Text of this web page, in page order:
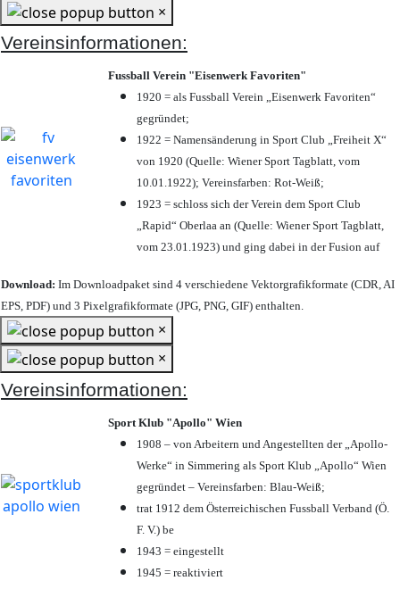
×
Vereinsinformationen:
Fussball Verein "Eisenwerk Favoriten"
1920 = als Fussball Verein „Eisenwerk Favoriten“
gegründet;
1922 = Namensänderung in Sport Club „Freiheit X“
von 1920 (Quelle: Wiener Sport Tagblatt, vom
10.01.1922); Vereinsfarben: Rot-Weiß;
1923 = schloss sich der Verein dem Sport Club
„Rapid“ Oberlaa an (Quelle: Wiener Sport Tagblatt,
vom 23.01.1923) und ging dabei in der Fusion auf
Download: Im Downloadpaket sind 4 verschiedene Vektorgrafikformate (CDR, AI
EPS, PDF) und 3 Pixelgrafikformate (JPG, PNG, GIF) enthalten.
×
×
Vereinsinformationen:
Sport Klub "Apollo" Wien
1908 – von Arbeitern und Angestellten der „Apollo-
Werke“ in Simmering als Sport Klub „Apollo“ Wien
gegründet – Vereinsfarben: Blau-Weiß;
trat 1912 dem Österreichischen Fussball Verband (Ö.
F. V.) be
1943 = eingestellt
1945 = reaktiviert